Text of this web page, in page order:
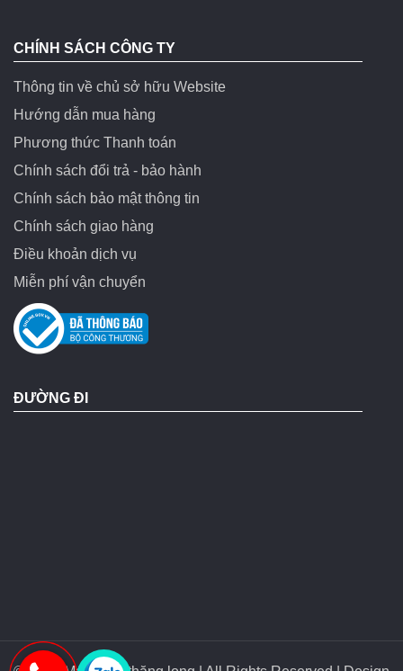
CHÍNH SÁCH CÔNG TY
Thông tin về chủ sở hữu Website
Hướng dẫn mua hàng
Phương thức Thanh toán
Chính sách đổi trả - bảo hành
Chính sách bảo mật thông tin
Chính sách giao hàng
Điều khoản dịch vụ
Miễn phí vận chuyển
ĐƯỜNG ĐI